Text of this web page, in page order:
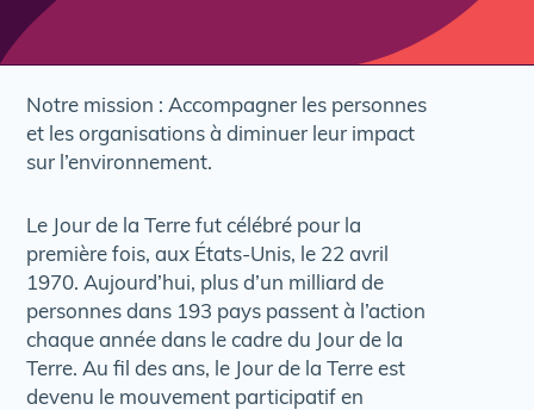
Notre mission : Accompagner les personnes
et les organisations à diminuer leur impact
sur l’environnement.
Le Jour de la Terre fut célébré pour la
première fois, aux États-Unis, le 22 avril
1970. Aujourd’hui, plus d’un milliard de
personnes dans 193 pays passent à l’action
chaque année dans le cadre du Jour de la
Terre. Au fil des ans, le Jour de la Terre est
devenu le mouvement participatif en